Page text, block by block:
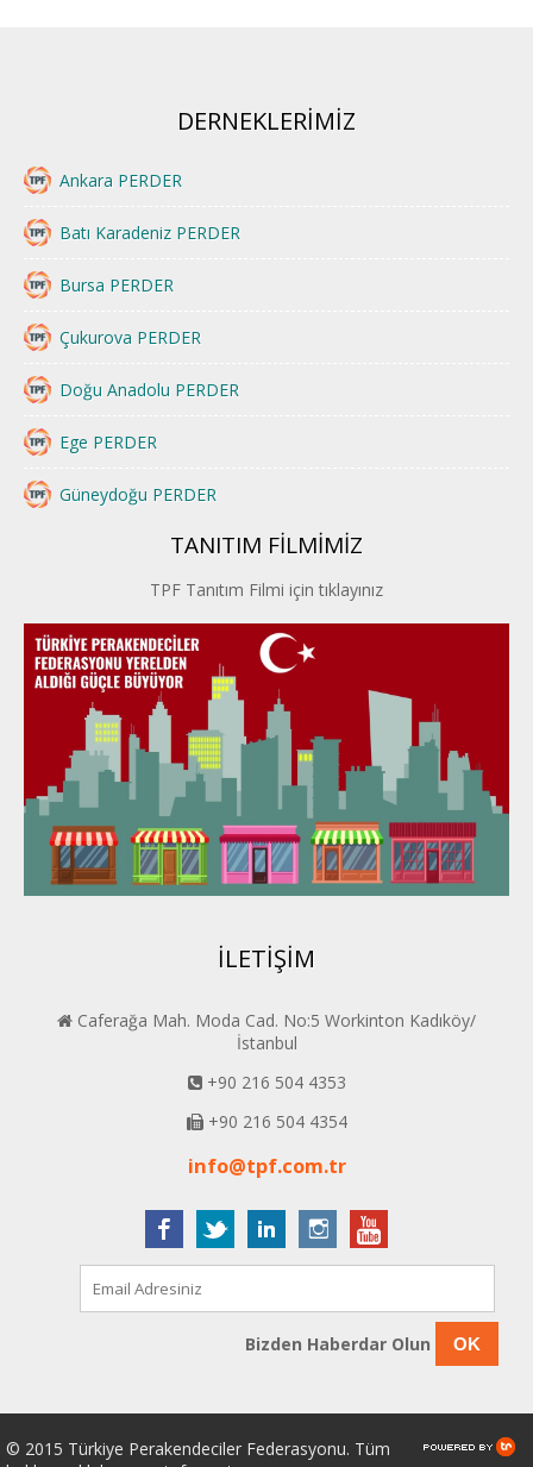
DERNEKLERİMİZ
Ankara PERDER
Batı Karadeniz PERDER
Bursa PERDER
Çukurova PERDER
Doğu Anadolu PERDER
Ege PERDER
Güneydoğu PERDER
İstanbul PERDER
İpek Yolu PERDER
Kayseri PERDER
Karadeniz Perder
Konya PERDER
Van PERDER
BEYPER
TANITIM FİLMİMİZ
TPF Tanıtım Filmi için tıklayınız
İLETİŞİM
Caferağa Mah. Moda Cad. No:5 Workinton Kadıköy/
İstanbul
+90 216 504 4353
+90 216 504 4354
info@tpf.com.tr
Bizden Haberdar Olun OK
© 2015 Türkiye Perakendeciler Federasyonu. Tüm